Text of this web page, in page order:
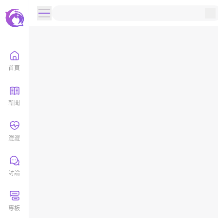
首頁
新聞
澀澀
討論
專板